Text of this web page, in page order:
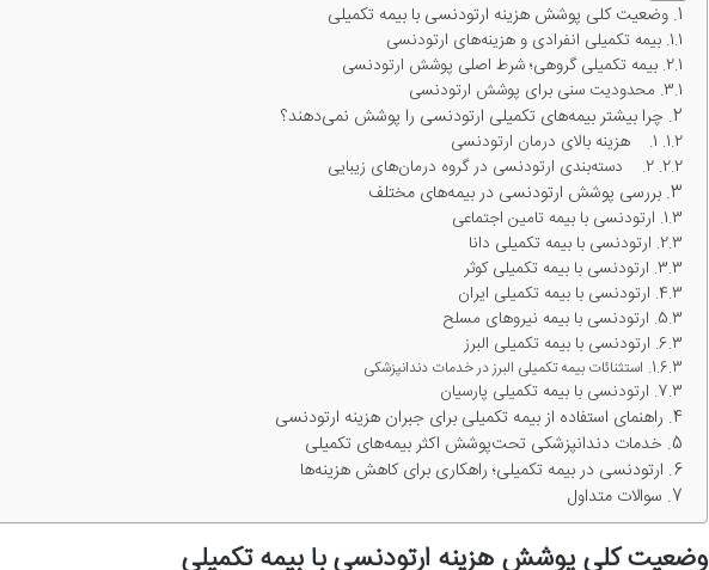
وضعیت کلی پوشش هزینه ارتودنسی با بیمه تکمیلی
بیمه تکمیلی انفرادی و هزینه‌های ارتودنسی
بیمه تکمیلی گروهی؛ شرط اصلی پوشش ارتودنسی
محدودیت سنی برای پوشش ارتودنسی
چرا بیشتر بیمه‌های تکمیلی ارتودنسی را پوشش نمی‌دهند؟
1. هزینه بالای درمان ارتودنسی
2. دسته‌بندی ارتودنسی در گروه درمان‌های زیبایی
بررسی پوشش ارتودنسی در بیمه‌های مختلف
ارتودنسی با بیمه تامین اجتماعی
ارتودنسی با بیمه تکمیلی دانا
ارتودنسی با بیمه تکمیلی کوثر
ارتودنسی با بیمه تکمیلی ایران
ارتودنسی با بیمه نیروهای مسلح
ارتودنسی با بیمه تکمیلی البرز
استثنائات بیمه تکمیلی البرز در خدمات دندانپزشکی
ارتودنسی با بیمه تکمیلی پارسیان
راهنمای استفاده از بیمه تکمیلی برای جبران هزینه ارتودنسی
خدمات دندانپزشکی تحت‌پوشش اکثر بیمه‌های تکمیلی
ارتودنسی در بیمه تکمیلی؛ راهکاری برای کاهش هزینه‌ها
سوالات متداول
وضعیت کلی پوشش هزینه ارتودنسی با بیمه تکمیلی